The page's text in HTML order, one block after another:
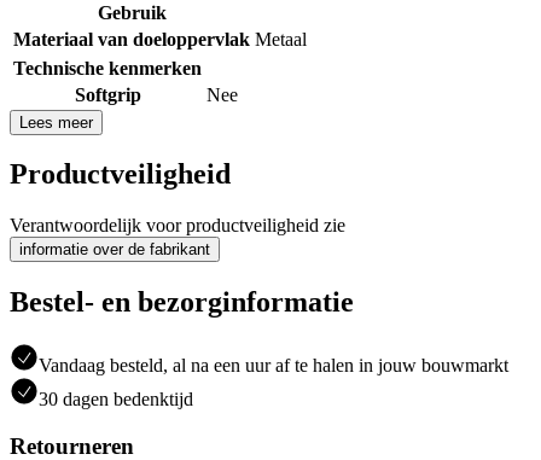
Gebruik
Materiaal van doeloppervlak Metaal
Technische kenmerken
Softgrip
Nee
Lees meer
Productveiligheid
Verantwoordelijk voor productveiligheid zie
informatie over de fabrikant
Bestel- en bezorginformatie
Vandaag besteld, al na een uur af te halen in jouw bouwmarkt
30 dagen bedenktijd
Retourneren